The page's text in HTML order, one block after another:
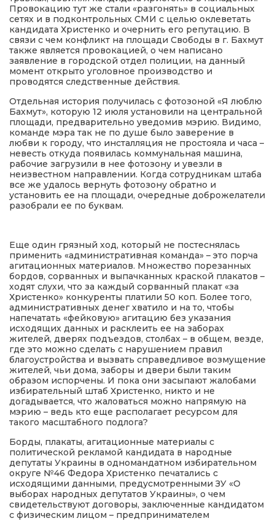
Провокацию тут же стали «разгонять» в социальных
сетях и в подконтрольных СМИ с целью оклеветать
кандидата Христенко и очернить его репутацию. В
связи с чем конфликт на площади Свободы в г. Бахмут
также является провокацией, о чем написано
заявление в городской отдел полиции, на данный
момент открыто уголовное производство и
проводятся следственные действия.
Отдельная история получилась с фотозоной «Я люблю
Бахмут», которую 12 июля установили на центральной
площади, предварительно уведомив мэрию. Видимо,
команде мэра так не по душе было заверение в
любви к городу, что инсталляция не простояла и часа –
невесть откуда появилась коммунальная машина,
рабочие загрузили в нее фотозону и увезли в
неизвестном направлении. Когда сотрудникам штаба
все же удалось вернуть фотозону обратно и
установить ее на площади, очередные доброжелатели
разобрали ее по буквам.
Еще один грязный ход, который не постеснялась
применить «административная команда» – это порча
агитационных материалов. Множество порезанных
бордов, сорванных и выпачканных краской плакатов –
ходят слухи, что за каждый сорванный плакат «за
Христенко» конкуренты платили 50 коп. Более того,
административных денег хватило и на то, чтобы
напечатать «фейковую» агитацию без указания
исходящих данных и расклеить ее на заборах
жителей, дверях подъездов, столбах – в общем, везде,
где это можно сделать с нарушением правил
благоустройства и вызвать справедливое возмущение
жителей, чьи дома, заборы и двери были таким
образом испорчены. И пока они засыпают жалобами
избирательный штаб Христенко, никто и не
догадывается, что жаловаться можно напрямую на
мэрию – ведь кто еще располагает ресурсом для
такого масштабного подлога?
Борды, плакаты, агитационные материалы с
политической рекламой кандидата в народные
депутаты Украины в одномандатном избирательном
округе №46 Федора Христенко печатались с
исходящими данными, предусмотренными ЗУ «О
выборах народных депутатов Украины», о чем
свидетельствуют договоры, заключенные кандидатом
с физическим лицом – предпринимателем